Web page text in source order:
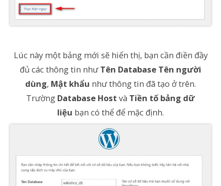
Lúc này một bảng mới sẽ hiển thị, bạn cần điền đầy
đủ các thông tin nhưTên Database Tên người
dùng, Mật khẩu như thông tin đã tạo ở trên.
Trường Database Host và Tiền tố bảng dữ
liệu bạn có thể để mặc định.